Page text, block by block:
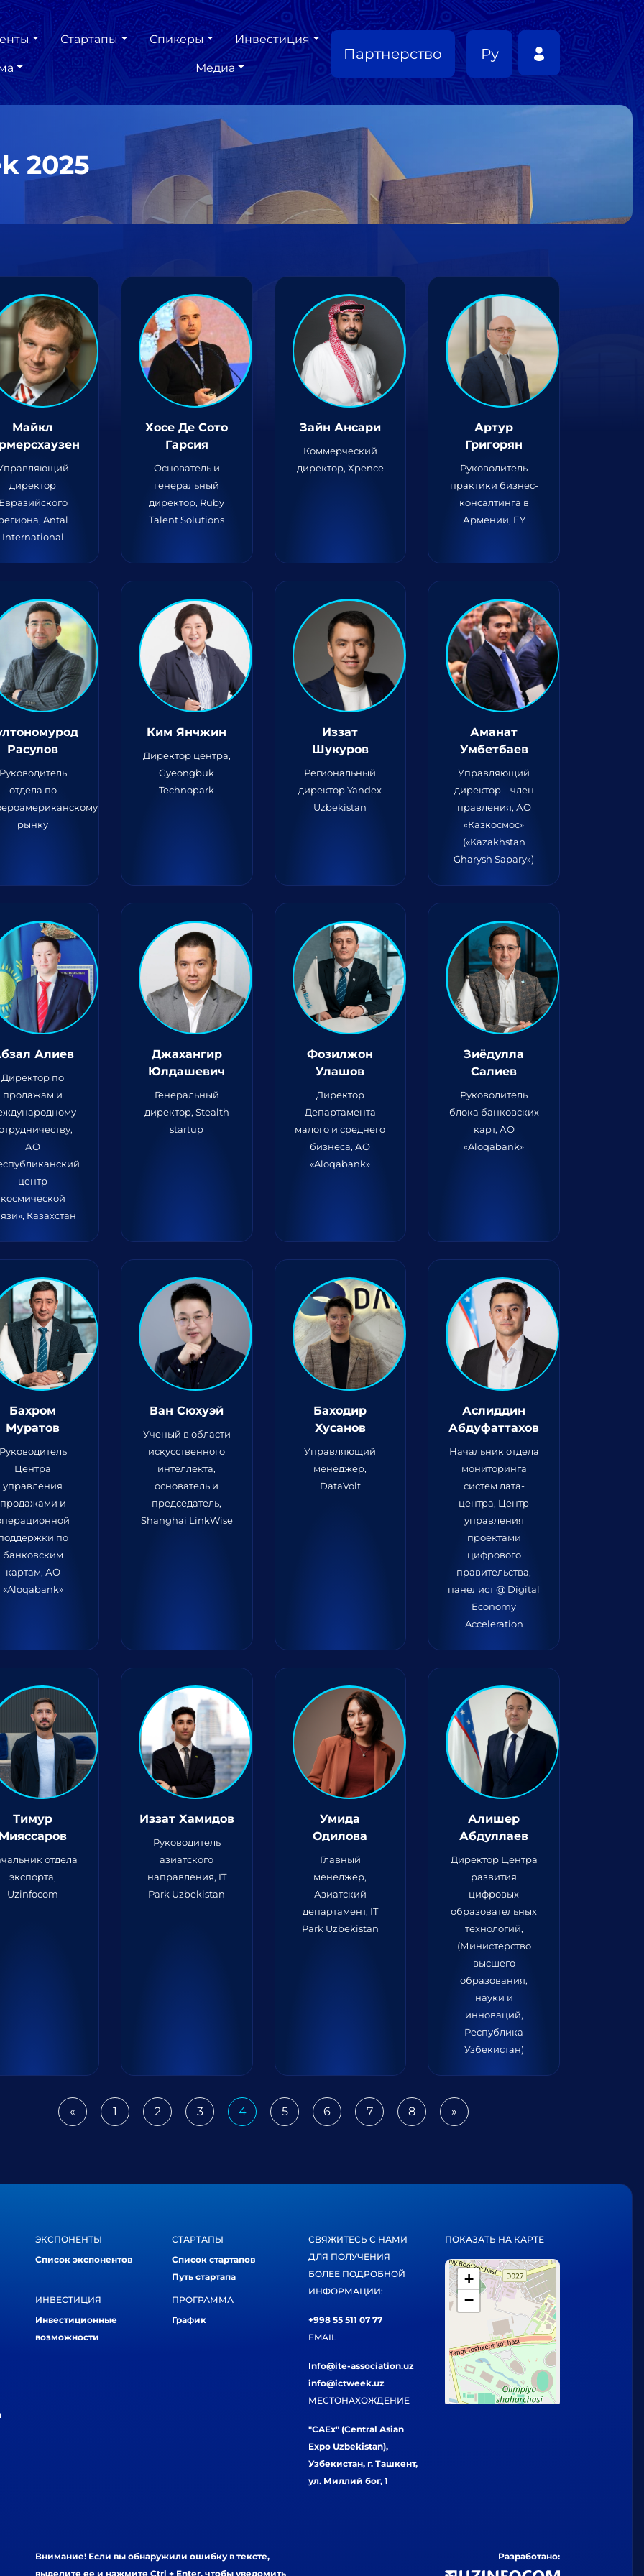
Стартапы Спикеры Инвестиция
Медиа
Партнерство Ру
2025
Майкл
директор
Antal
International
Хосе Де Сото
Гарсия
Основатель и
генеральный
директор, Ruby
Talent Solutions
Зайн Ансари
Коммерческий
директор, Xpence
Артур
Григорян
Руководитель
практики бизнес-
консалтинга в
Армении, EY
Расулов
отдела по
рынку
Ким Янчжин
Директор центра,
Gyeongbuk
Technopark
Иззат
Шукуров
Региональный
директор Yandex
Uzbekistan
Аманат
Умбетбаев
Управляющий
директор – член
правления, АО
«Казкосмос»
(«Kazakhstan
Gharysh Sapary»)
Алиев
Директор по
продажам и
АО
центр
космической
Казахстан
Джахангир
Юлдашевич
Генеральный
директор, Stealth
startup
Фозилжон
Улашов
Директор
Департамента
малого и среднего
бизнеса, АО
«Aloqabank»
Зиёдулла
Салиев
Руководитель
блока банковских
карт, АО
«Aloqabank»
Бахром
Муратов
Центра
управления
продажами и
по
банковским
картам, АО
«Aloqabank»
Ван Сюхуэй
Ученый в области
искусственного
интеллекта,
основатель и
председатель,
Shanghai LinkWise
Баходир
Хусанов
Управляющий
менеджер,
DataVolt
Аслиддин
Абдуфаттахов
Начальник отдела
мониторинга
систем дата-
центра, Центр
управления
проектами
цифрового
правительства,
панелист @ Digital
Economy
Acceleration
Тимур
отдела
экспорта,
Uzinfocom
Иззат Хамидов
Руководитель
азиатского
направления, IT
Park Uzbekistan
Умида
Одилова
Главный
менеджер,
Азиатский
департамент, IT
Park Uzbekistan
Алишер
Абдуллаев
Директор Центра
развития
цифровых
образовательных
технологий,
(Министерство
высшего
образования,
науки и
инноваций,
Республика
Узбекистан)
«Previous1 2 3 4 5 6 7 8 »Next
ЭКСПОНЕНТЫ
Список экспонентов
СТАРТАПЫ
Список стартапов
Путь стартапа
ИНВЕСТИЦИЯ
Инвестиционные
возможности
ПРОГРАММА
График
СВЯЖИТЕСЬ С НАМИ
ДЛЯ ПОЛУЧЕНИЯ
БОЛЕЕ ПОДРОБНОЙ
ИНФОРМАЦИИ:
+998 55 511 07 77
EMAIL
Info@ite-association.uz
info@ictweek.uz
МЕСТОНАХОЖДЕНИЕ
"CAEx" (Central Asian
Expo Uzbekistan),
Узбекистан, г. Ташкент,
ул. Миллий бог, 1
ПОКАЗАТЬ НА КАРТЕ
+
−
Внимание! Если вы обнаружили ошибку в тексте,
выделите ее и нажмите Ctrl + Enter, чтобы уведомить
Разработано: